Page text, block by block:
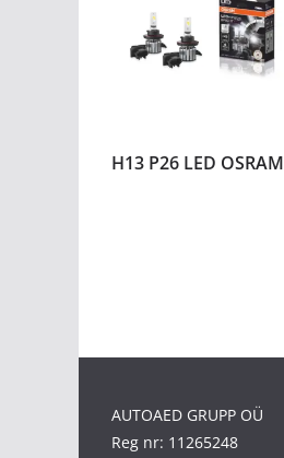
H13 P26 LED OSRAM
AUTOAED GRUPP OÜ
Reg nr: 11265248